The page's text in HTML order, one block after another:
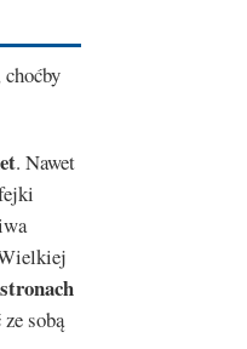
. Nawet
stronach
sobą